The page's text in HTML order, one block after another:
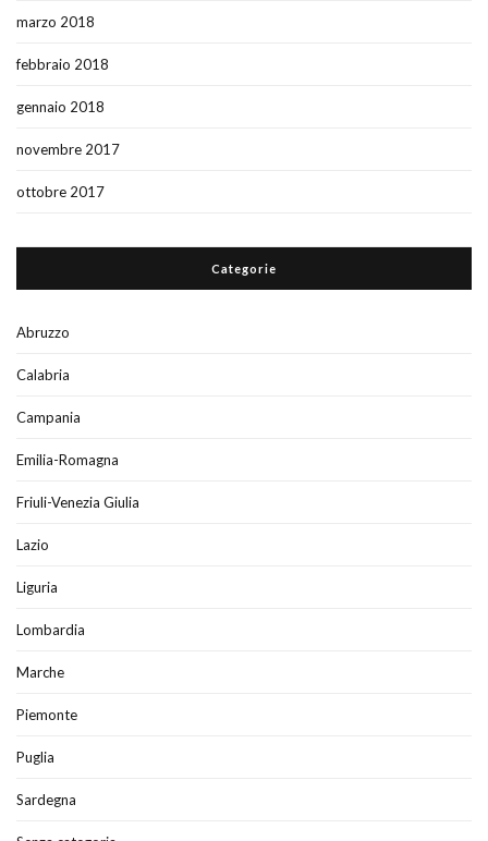
marzo 2018
febbraio 2018
gennaio 2018
novembre 2017
ottobre 2017
Categorie
Abruzzo
Calabria
Campania
Emilia-Romagna
Friuli-Venezia Giulia
Lazio
Liguria
Lombardia
Marche
Piemonte
Puglia
Sardegna